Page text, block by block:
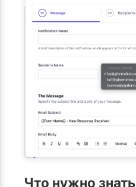
Что нужно знать